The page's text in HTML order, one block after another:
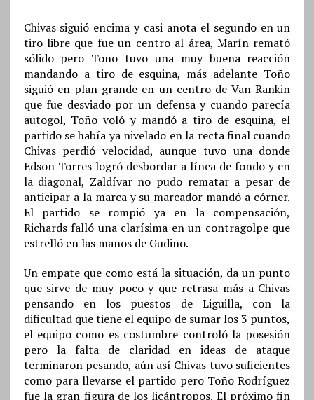
Chivas siguió encima y casi anota el segundo en un
tiro libre que fue un centro al área, Marín remató
sólido pero Toño tuvo una muy buena reacción
mandando a tiro de esquina, más adelante Toño
siguió en plan grande en un centro de Van Rankin
que fue desviado por un defensa y cuando parecía
autogol, Toño voló y mandó a tiro de esquina, el
partido se había ya nivelado en la recta final cuando
Chivas perdió velocidad, aunque tuvo una donde
Edson Torres logró desbordar a línea de fondo y en
la diagonal, Zaldívar no pudo rematar a pesar de
anticipar a la marca y su marcador mandó a córner.
El partido se rompió ya en la compensación,
Richards falló una clarísima en un contragolpe que
estrelló en las manos de Gudiño.
Un empate que como está la situación, da un punto
que sirve de muy poco y que retrasa más a Chivas
pensando en los puestos de Liguilla, con la
dificultad que tiene el equipo de sumar los 3 puntos,
el equipo como es costumbre controló la posesión
pero la falta de claridad en ideas de ataque
terminaron pesando, aún así Chivas tuvo suficientes
como para llevarse el partido pero Toño Rodríguez
fue la gran figura de los licántropos. El próximo fin